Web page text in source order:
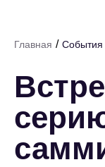
Главная / События